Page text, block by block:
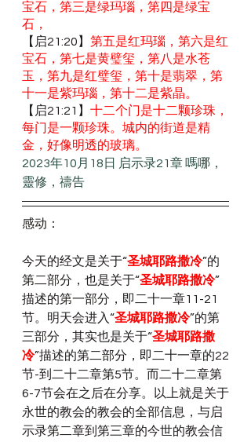
宝石，第三是绿玛瑙，第四是绿宝
石，
【启21:20】 第五是红玛瑙，第六是红
宝石，第七是黄璧玺，第八是水苍
玉，第九是红璧玺，第十是翡翠，第
十一是紫玛瑙，第十二是紫晶。
【启21:21】 十二个门是十二颗珍珠，
每门是一颗珍珠。城内的街道是精
金，好像明透的玻璃。
2023年10月18日 启示录21章 嗎哪，
靈修，禱告
感动：
今天的经文是关于“圣城耶路撒冷”的
第二部分，也是关于“圣城耶路撒冷”
描述的第一部分，即二十一章11-21
节。明天会进入“圣城耶路撒冷”的第
三部分，其实也是关于“圣城耶路撒
冷”描述的第二部分，即二十一章的22
节-到二十二章第5节。而二十二章第
6-7节会在之后在分享。以上就是关于
永世的教会的教会的全部信息，与启
示录第二章到第三章的今世的教会信